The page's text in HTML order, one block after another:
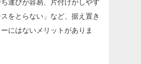
運びが容易、片付けがしやす
をとらない」など、据え置き
にはないメリットがありま